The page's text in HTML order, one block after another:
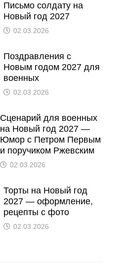
Письмо солдату на
Новый год 2027
02.03.2026
Поздравления с
Новым годом 2027 для
военных
02.03.2026
Сценарий для военных
на Новый год 2027 —
Юмор с Петром Первым
и поручиком Ржевским
02.03.2026
Торты на Новый год
2027 — оформление,
рецепты с фото
02.03.2026